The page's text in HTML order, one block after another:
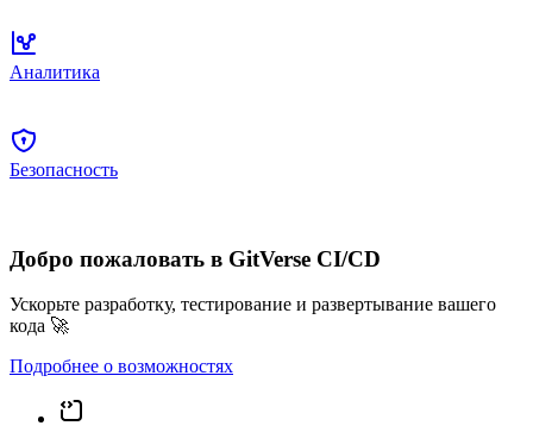
Аналитика
Безопасность
Добро пожаловать в GitVerse CI/CD
Ускорьте разработку, тестирование и развертывание вашего
кода 🚀
Подробнее о возможностях